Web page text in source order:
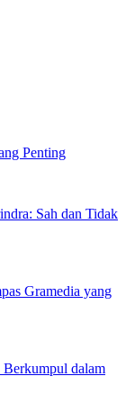
Penting
Sah dan Tidak
Gramedia yang
Berkumpul dalam